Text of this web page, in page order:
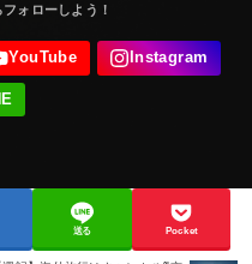
送る Pocket